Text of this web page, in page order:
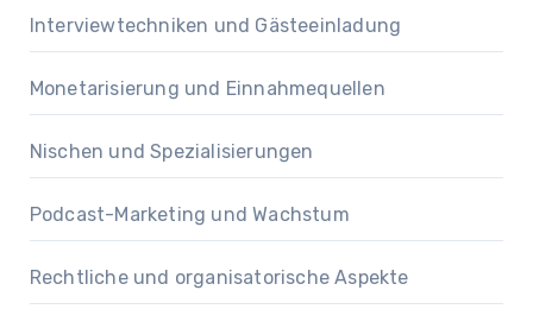
Interviewtechniken und Gästeeinladung
Monetarisierung und Einnahmequellen
Nischen und Spezialisierungen
Podcast-Marketing und Wachstum
Rechtliche und organisatorische Aspekte